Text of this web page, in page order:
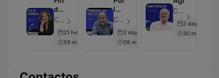
de
Semana
COPE - Episodio 28
21 hours ago
59 min
las
Calles
COPE - Episodio 45
2 days ago
59 min
COPE - Episodio 21
2 days ago
30 min